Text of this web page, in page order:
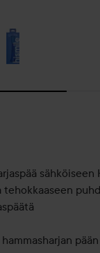
sähköiseen